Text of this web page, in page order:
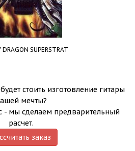
DRAGON SUPERSTRAT
стоить изготовление гитары
мечты?
- мы сделаем предварительный
расчет.
заказ